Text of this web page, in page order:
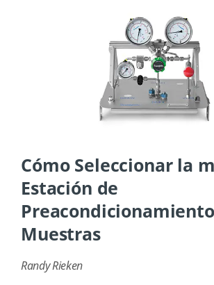
Cómo Seleccionar la
Estación de
Muestras
Randy Rieken